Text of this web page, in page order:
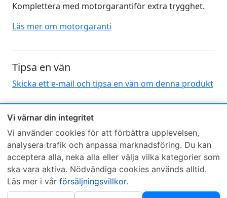
Vi värnar din integritet
Vi använder cookies för att förbättra upplevelsen,
analysera trafik och anpassa marknadsföring. Du kan
acceptera alla, neka alla eller välja vilka kategorier som
ska vara aktiva. Nödvändiga cookies används alltid.
Läs mer i vår försäljningsvillkor.
Komplettera med motorgarantiför extra trygghet.
Läs mer om motorgaranti
Tipsa en vän
Skicka ett e-mail och tipsa en vän om denna produkt
Sveriges mest sålda dieselbox
Kontakta KCR
Om KCR/Garantier
Sök KCR-box